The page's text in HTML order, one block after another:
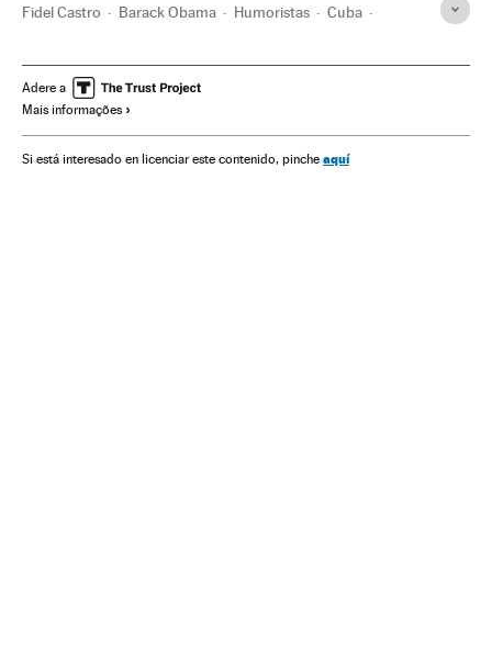
Fidel Castro Barack Obama Humoristas Cuba
Relações internacionais América do Norte
América Latina
Sociedade Late night Programa tv Televisão
Adere a
Mais informações
Si está interesado en licenciar este contenido, pinche aquí